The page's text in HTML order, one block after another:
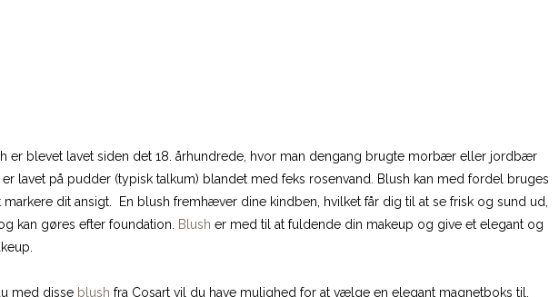
er blevet lavet siden det 18. århundrede, hvor man dengang brugte morbær eller jordbær
lavet på pudder (typisk talkum) blandet med feks rosenvand. Blush kan med fordel bruges
dit ansigt. En blush fremhæver dine kindben, hvilket får dig til at se frisk og sund ud,
kan gøres efter foundation.
Blush er med til at fuldende din makeup og give et elegant og
med disse blush fra Cosart vil du have mulighed for at vælge en elegant magnetboks til,